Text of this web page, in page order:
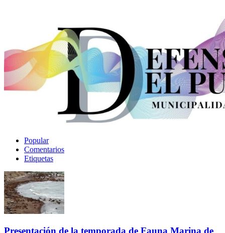
Popular
Comentarios
Etiquetas
Presentación de la temporada de Fauna Marina de